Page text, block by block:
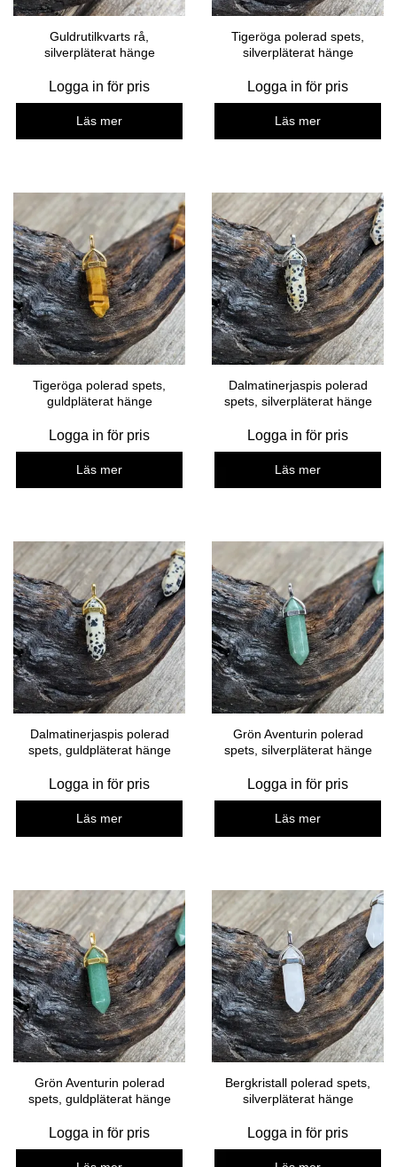
Guldrutilkvarts rå,
silverpläterat hänge
Logga in för pris
Läs mer
Tigeröga polerad spets,
silverpläterat hänge
Logga in för pris
Läs mer
Tigeröga polerad spets,
guldpläterat hänge
Logga in för pris
Läs mer
Dalmatinerjaspis polerad
spets, silverpläterat hänge
Logga in för pris
Läs mer
Dalmatinerjaspis polerad
spets, guldpläterat hänge
Logga in för pris
Läs mer
Grön Aventurin polerad
spets, silverpläterat hänge
Logga in för pris
Läs mer
Grön Aventurin polerad
spets, guldpläterat hänge
Logga in för pris
Bergkristall polerad spets,
silverpläterat hänge
Logga in för pris